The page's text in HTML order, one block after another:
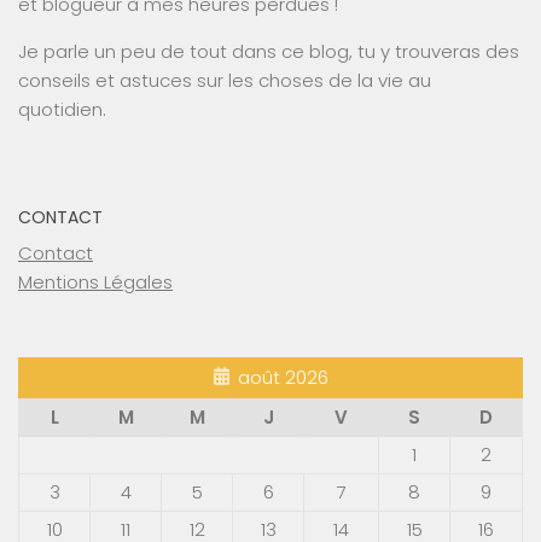
Je parle un peu de tout dans ce blog, tu y trouveras des
conseils et astuces sur les choses de la vie au
quotidien.
CONTACT
Contact
Mentions Légales
août 2026
L
M M J V S
D
1
2
3
4 5 6 7 8
9
10
11 12 13 14 15 16